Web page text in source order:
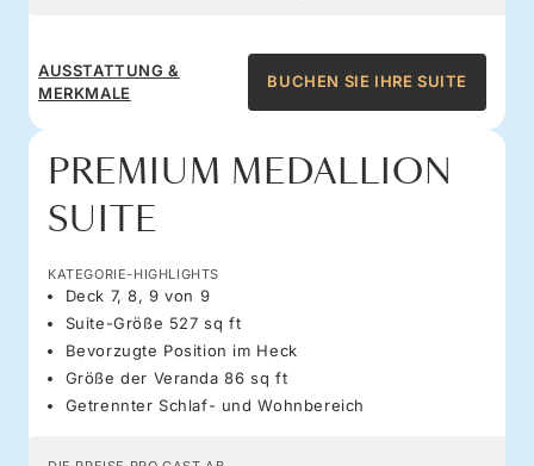
AUSSTATTUNG &
MERKMALE
BUCHEN SIE IHRE SUITE
PREMIUM MEDALLION
SUITE
KATEGORIE-HIGHLIGHTS
Deck 7, 8, 9 von 9
Suite-Größe 527 sq ft
Bevorzugte Position im Heck
Größe der Veranda 86 sq ft
Getrennter Schlaf- und Wohnbereich